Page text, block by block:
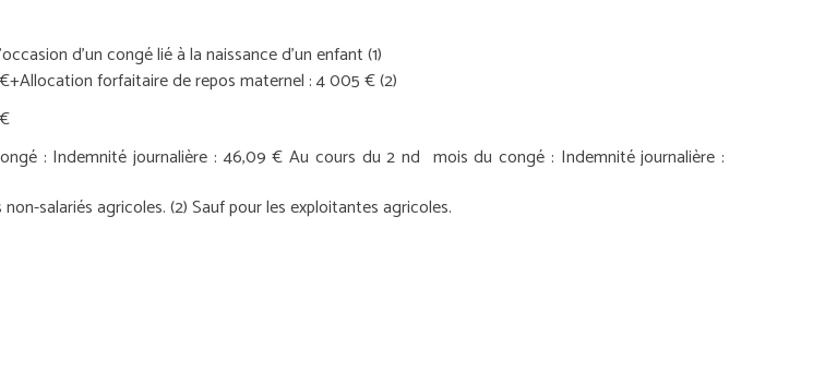
d’un congé lié à la naissance d’un enfant(1)
+Allocation forfaitaire de repos maternel : 4 005 €(2)
: Indemnité journalière : 46,09 € Au cours du 2 nd mois du congé : Indemnité journalière :
salariés agricoles. (2) Sauf pour les exploitantes agricoles.